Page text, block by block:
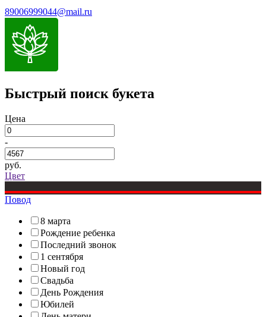
89006999044@mail.ru
Быстрый поиск букета
Цена
-
руб.
Цвет
Повод
8 марта
Рождение ребенка
Последний звонок
1 сентября
Новый год
Свадьба
День Рождения
Юбилей